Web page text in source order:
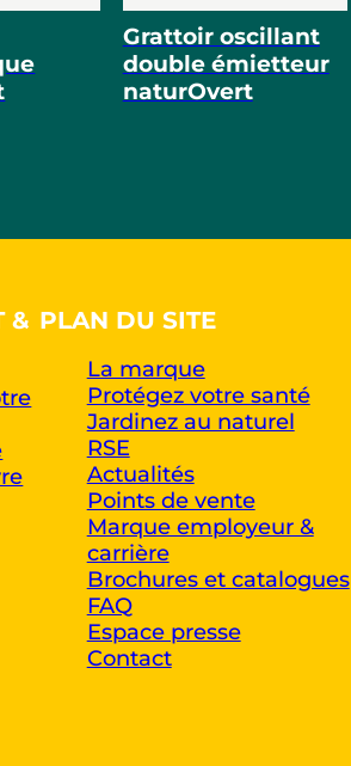
Grattoir oscillant
double émietteur
naturOvert
& PLAN DU SITE
La marque
Protégez votre santé
Jardinez au naturel
RSE
Actualités
Points de vente
Marque employeur &
carrière
Brochures et catalogues
FAQ
Espace presse
Contact